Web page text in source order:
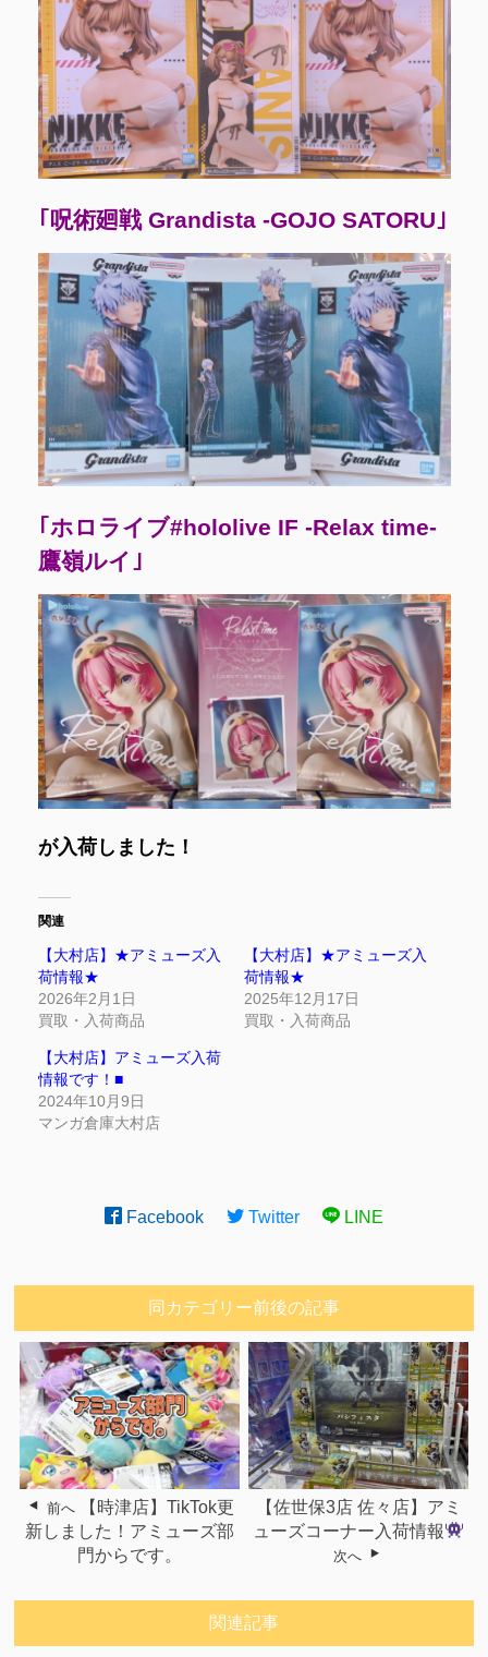
｢呪術廻戦 Grandista -GOJO SATORU｣
｢ホロライブ#hololive IF -Relax time-
鷹嶺ルイ｣
が入荷しました！
関連
【大村店】★アミューズ入
荷情報★
2026年2月1日
買取・入荷商品
【大村店】★アミューズ入
荷情報★
2025年12月17日
買取・入荷商品
【大村店】アミューズ入荷
情報です！■
2024年10月9日
マンガ倉庫大村店
Facebook Twitter LINE
同カテゴリー前後の記事
前へ
【時津店】TikTok更
新しました！アミューズ部
門からです。
【佐世保3店 佐々店】アミ
ューズコーナー入荷情報
次へ
関連記事